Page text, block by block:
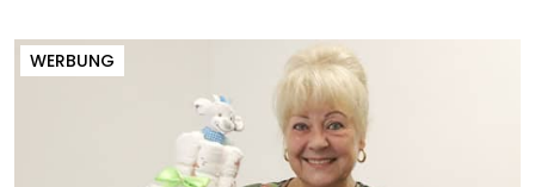
WERBUNG